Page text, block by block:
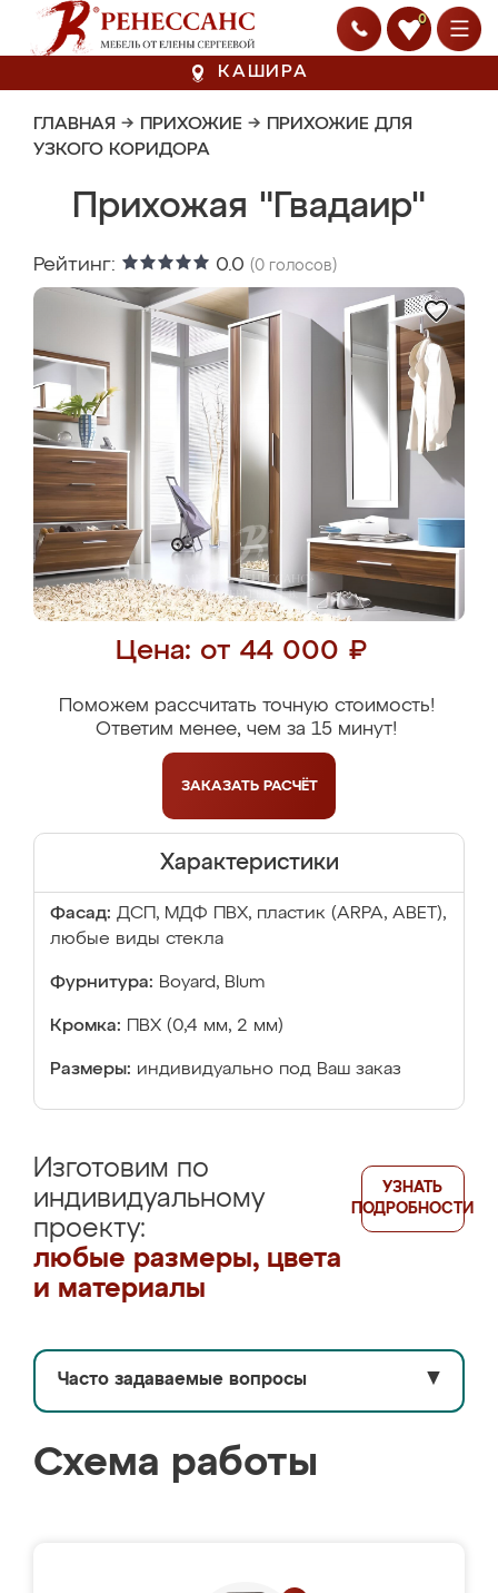
0
КАШИРА
ГЛАВНАЯ → ПРИХОЖИЕ → ПРИХОЖИЕ ДЛЯ
УЗКОГО КОРИДОРА
Прихожая "Гвадаир"
Рейтинг: 0.0 (0 голосов)
Цена: от 44 000 ₽
Поможем рассчитать точную стоимость!
Ответим менее, чем за 15 минут!
ЗАКАЗАТЬ РАСЧЁТ
Характеристики
Фасад: ДСП, МДФ ПВХ, пластик (ARPA, ABET),
любые виды стекла
Фурнитура: Boyard, Blum
Кромка: ПВХ (0,4 мм, 2 мм)
Размеры: индивидуально под Ваш заказ
Изготовим по
индивидуальному
проекту:
любые размеры, цвета
и материалы
УЗНАТЬ
ПОДРОБНОСТИ
Часто задаваемые вопросы ▼
Схема работы